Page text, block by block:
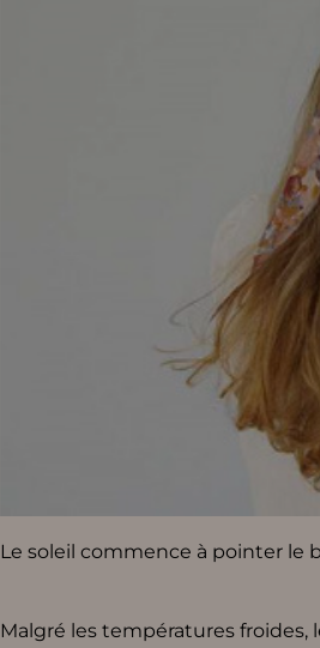
Le soleil commence à pointer le
Malgré les températures